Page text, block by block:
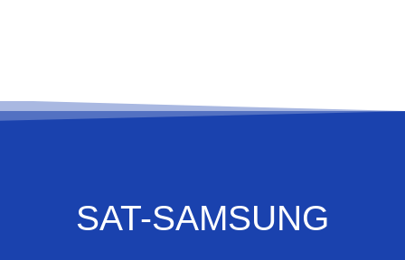
SAT-SAMSUNG